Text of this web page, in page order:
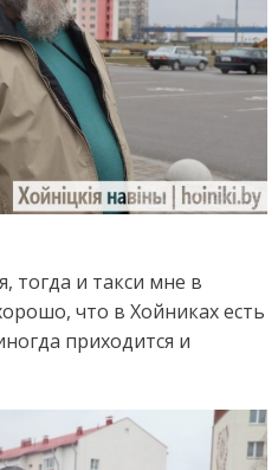
тогда и такси мне в
что в Хойниках есть
приходится и